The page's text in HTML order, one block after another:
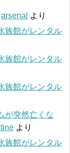
arsenal
より
族館がレンタル
族館がレンタル
族館がレンタル
が突然亡くな
より
族館がレンタル